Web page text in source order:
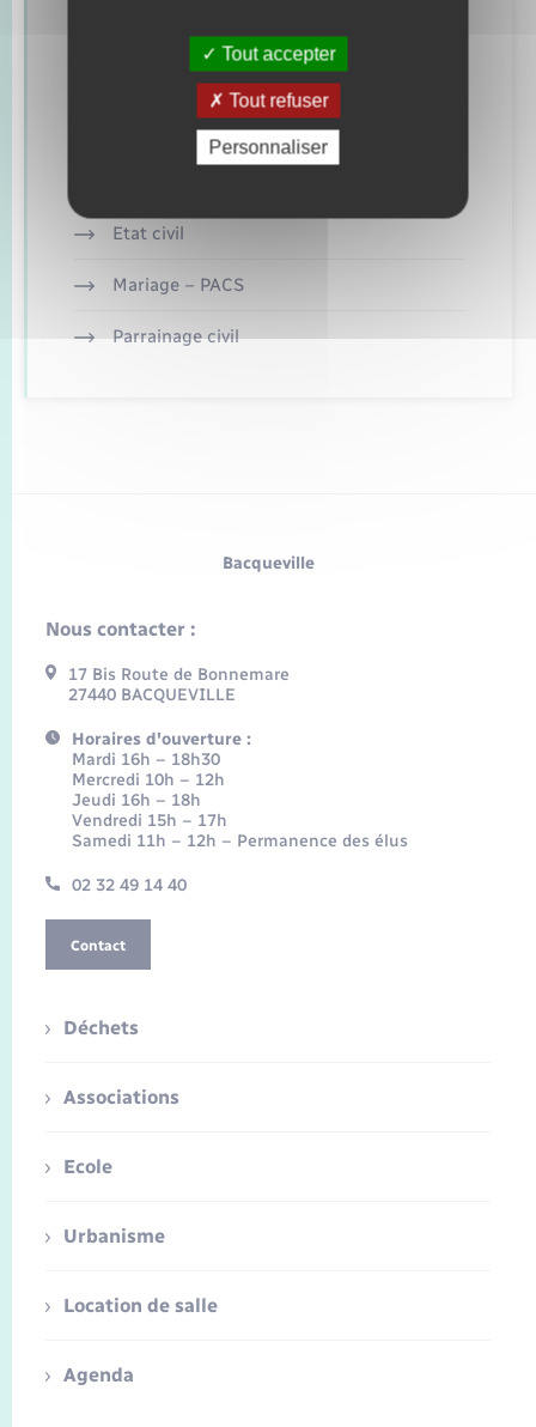
Concessions funéraires
Documents d’identité
Etat civil
Mariage – PACS
Parrainage civil
Bacqueville
Nous contacter :
17 Bis Route de Bonnemare
27440 BACQUEVILLE
Horaires d'ouverture :
Mardi 16h – 18h30
Mercredi 10h – 12h
Jeudi 16h – 18h
Vendredi 15h – 17h
Samedi 11h – 12h – Permanence des élus
02 32 49 14 40
Contact
Déchets
Associations
Ecole
Urbanisme
Location de salle
Agenda
Tout accepter
Tout refuser
Personnaliser